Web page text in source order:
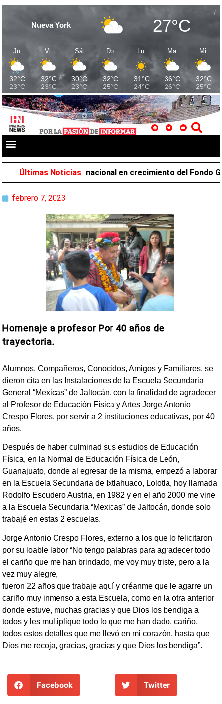
Nueva York 27°C
Ju
32°C
23°C
Vi
32°C
23°C
Sá
30°C
23°C
Do
32°C
25°C
Lu
31°C
24°C
Ma
36°C
26°C
Mi
32°C
25°C
Últimas Noticias
el primer lugar nacional en crecimiento del Fondo
febrero 7, 2023
Homenaje a profesor Por 40 años de
trayectoria.
Alumnos, Compañeros, Conocidos, Amigos y Familiares, se
dieron cita en las Instalaciones de la Escuela Secundaria
General “Mexicas” de Jaltocán, con la finalidad de agradecer
al Profesor de Educación Física y Artes Jorge Antonio
Crespo Flores, por servir a 2 instituciones educativas, por 40
años.
Después de haber culminad sus estudios de Educación
Física, en la Normal de Educación Física de León,
Guanajuato, donde al egresar de la misma, empezó a laborar
en la Escuela Secundaria de Ixtlahuaco, Lolotla, hoy llamada
Rodolfo Escudero Austria, en 1982 y en el año 2000 me vine
a la Escuela Secundaria “Mexicas” de Jaltocán, donde solo
trabajé en estas 2 escuelas.
Jorge Antonio Crespo Flores, externo a los que lo felicitaron
por su loable labor “No tengo palabras para agradecer todo
el cariño que me han brindado, me voy muy triste, pero a la
vez muy alegre,
fueron 22 años que trabaje aquí y créanme que le agarre un
cariño muy inmenso a esta Escuela, como en la otra anterior
donde estuve, muchas gracias y que Dios los bendiga a
todos y les multiplique todo lo que me han dado, cariño,
todos estos detalles que me llevó en mi corazón, hasta que
Dios me recoja, gracias, gracias y que Dios los bendiga”.
Facebook Twitter